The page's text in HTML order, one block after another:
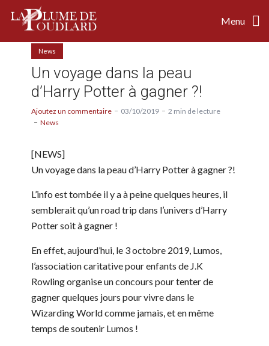
Menu
News
Un voyage dans la peau
d’Harry Potter à gagner ?!
Ajoutez un commentaire 03/10/2019
2 min de lecture
News
[NEWS]
Un voyage dans la peau d’Harry Potter à gagner ?!
L’info est tombée il y a à peine quelques heures, il
semblerait qu’un road trip dans l’univers d’Harry
Potter soit à gagner !
En effet, aujourd’hui, le 3 octobre 2019, Lumos,
l’association caritative pour enfants de J.K
Rowling organise un concours pour tenter de
gagner quelques jours pour vivre dans le
Wizarding World comme jamais, et en même
temps de soutenir Lumos !